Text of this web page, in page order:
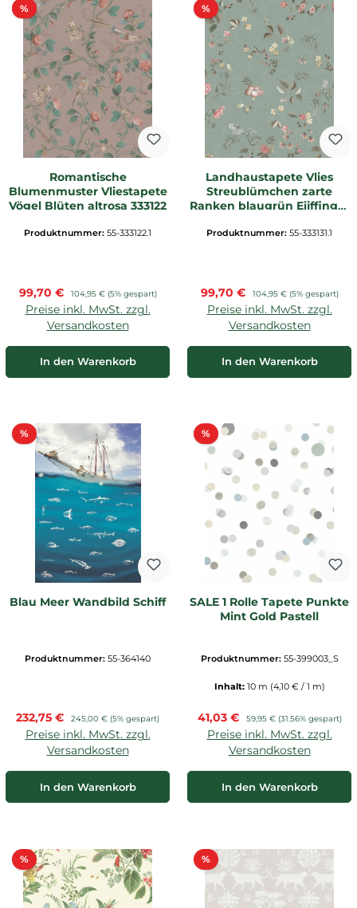
%Rabatt
Romantische
Blumenmuster Vliestapete
Vögel Blüten altrosa 333122
Produktnummer: 55-333122.1
Verkaufspreis:
99,70 € Regulärer Preis:
104,95 € (5% gespart)
Preise inkl. MwSt. zzgl.
Versandkosten
In den Warenkorb
%Rabatt
Landhaustapete Vlies
Streublümchen zarte
Ranken blaugrün Eijffinger
Produktnummer: 55-333131.1
Verkaufspreis:
99,70 € Regulärer Preis:
104,95 € (5% gespart)
Preise inkl. MwSt. zzgl.
Versandkosten
In den Warenkorb
%Rabatt
Blau Meer Wandbild Schiff
Produktnummer: 55-364140
Verkaufspreis:
232,75 € Regulärer Preis:
245,00 € (5% gespart)
Preise inkl. MwSt. zzgl.
Versandkosten
In den Warenkorb
%Rabatt
SALE 1 Rolle Tapete Punkte
Mint Gold Pastell
Produktnummer: 55-399003_S
Inhalt: 10 m (4,10 € / 1 m)
Verkaufspreis:
41,03 € Regulärer Preis:
59,95 € (31.56% gespart)
Preise inkl. MwSt. zzgl.
Versandkosten
In den Warenkorb
%Rabatt %Rabatt